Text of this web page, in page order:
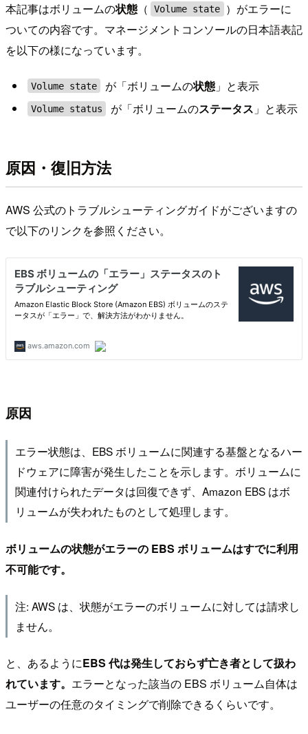
本記事はボリュームの状態 （ Volume state
）がエラーに
ついての内容です。マネージメントコンソールの日本語表記
を以下の様になっています。
Volume state が「ボリュームの状態 」と表示
Volume status が「ボリュームのステータス 」と表示
原因・復旧方法
AWS 公式のトラブルシューティングガイドがございますの
で以下のリンクを参照ください。
原因
エラー状態は、EBS ボリュームに関連する基盤となるハー
ドウェアに障害が発生したことを示します。ボリュームに
関連付けられたデータは回復できず、Amazon EBS はボ
リュームが失われたものとして処理します。
ボリュームの状態がエラーの EBS ボリュームはすでに利用
不可能です。
注: AWS は、状態がエラーのボリュームに対しては請求し
ません。
と、あるようにEBS 代は発生しておらず亡き者として扱わ
れています。 エラーとなった該当の EBS ボリューム自体は
ユーザーの任意のタイミングで削除できるくらいです。